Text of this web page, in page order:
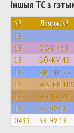
Іншыя ТС з
№ Дзярж.№
18
18 OC-Y 460
18 BÖ-KV 45
18 BB-MB 75
18 WB-EH
18 WR-KV 20
18 SK-RV 18
0433 SK-RV 18